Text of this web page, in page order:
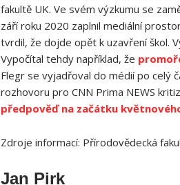
fakultě UK. Ve svém výzkumu se
září roku 2020 zaplnil mediální
tvrdil, že dojde opět k uzavření škol.
Vypočítal tehdy například, že
Flegr se vyjadřoval do médií po celý
rozhovoru pro CNN Prima NEWS
předpověď na začátku
Zdroje informací: Přírodovědecká
Jan Pirk